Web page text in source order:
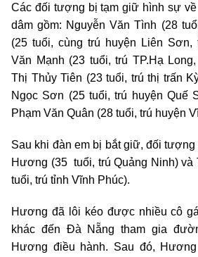
Các đối tượng bị tạm giữ hình sự
dâm gồm: Nguyễn Văn Tình (28
(25 tuổi, cùng trú huyện Liên Sơn,
Văn Mạnh (23 tuổi, trú TP.Hạ
Thị Thủy Tiên (23 tuổi, trú thị trấn
Ngọc Sơn (25 tuổi, trú huyện Quế
Phạm Văn Quân (28 tuổi, trú huyện
Sau khi đàn em bị bắt giữ, đối
Hương (35 tuổi, trú Quảng Ninh) và
tuổi, trú tỉnh Vĩnh Phúc).
Hương đã lôi kéo được nhiều cô
khác đến Đà Nẵng tham gia
Hương điều hành. Sau đó,